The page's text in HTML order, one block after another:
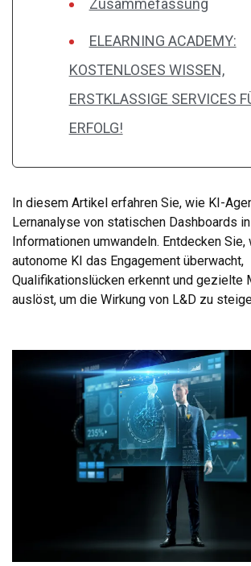
Zusammefassung
ELEARNING ACADEMY:
KOSTENLOSES WISSEN,
ERSTKLASSIGE SERVICES
ERFOLG!
In diesem Artikel erfahren Sie, wie KI-
Lernanalyse von statischen Dashboards
Informationen umwandeln. Entdecken Sie,
autonome KI das Engagement überwacht,
Qualifikationslücken erkennt und gezielte
auslöst, um die Wirkung von L&D zu